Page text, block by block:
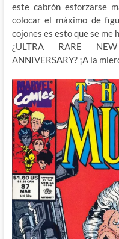
este cabrón esforzarse
colocar el máximo de
cojones es esto que se me
¿ULTRA RARE
ANNIVERSARY? ¡A la